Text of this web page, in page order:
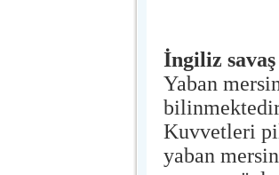
İngiliz
Yaban
Kuvvetleri
yaban